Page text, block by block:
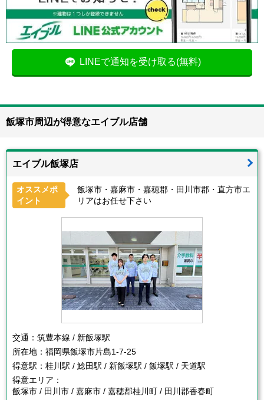
LINEで通知を受け取る(無料)
飯塚市周辺が得意なエイブル店舗
エイブル飯塚店
オススメポ
イント
飯塚市・嘉麻市・嘉穂郡・田川市郡・直方市エ
リアはお任せ下さい
交通： 筑豊本線 / 新飯塚駅
所在地： 福岡県飯塚市片島1-7-25
得意駅： 桂川駅 / 鯰田駅 / 新飯塚駅 / 飯塚駅 / 天道駅
得意エリア：
飯塚市 / 田川市 / 嘉麻市 / 嘉穂郡桂川町 / 田川郡香春町